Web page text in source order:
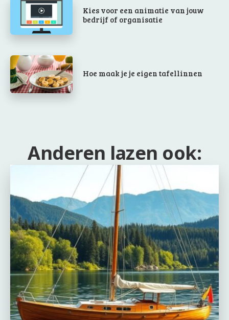
Kies voor een animatie van jouw
bedrijf of organisatie
Hoe maak je je eigen tafellinnen
Anderen lazen ook: